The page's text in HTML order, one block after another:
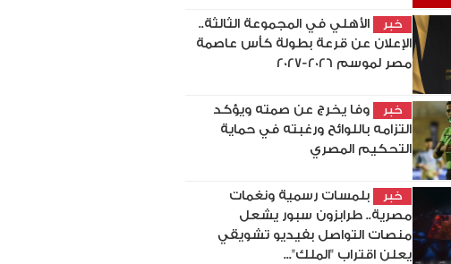
خبر
الأهلي في المجموعة الثالثة..
الإعلان عن قرعة بطولة كأس عاصمة
مصر لموسم 2026-2027
خبر
وفا يخرج عن صمته ويؤكد
التزامه باللوائح ورغبته في حماية
التحكيم المصري
خبر
بلمسات رسمية ونغمات
مصرية.. طرابزون سبور يشعل
منصات التواصل بفيديو تشويقي
يعلن اقتراب "الملك"...